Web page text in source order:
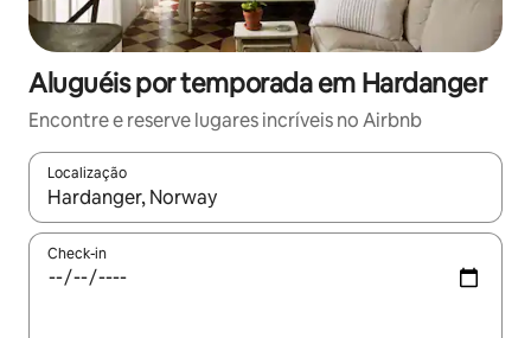
Aluguéis por temporada em Hardanger
Encontre e reserve lugares incríveis no Airbnb
Localização
Quando os resultados estiverem disponíveis, explore-os
Check-in